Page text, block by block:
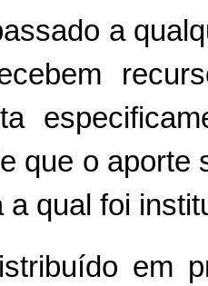
a
que o aporte
a qual foi
em